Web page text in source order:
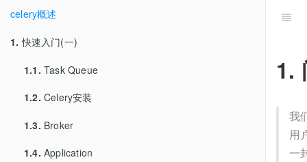
celery概述
1. 快速入门(一)
1.1. Task Queue
1.2. Celery安装
1.3. Broker
1.4. Application
1.
我
用
一